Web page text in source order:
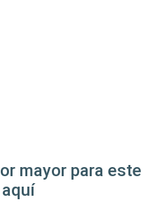
mayor para este